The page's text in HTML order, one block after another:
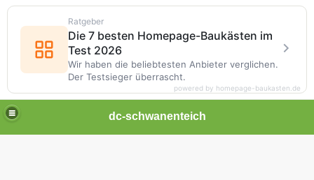
dc-schwanenteich
Ratgeber
Die 7 besten Homepage-Baukästen im
Test 2026
Wir haben die beliebtesten Anbieter verglichen.
Der Testsieger überrascht.
powered by homepage-baukasten.de